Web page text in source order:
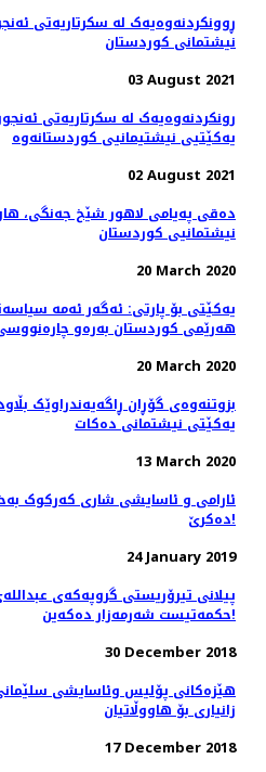
ڕوونکردنەوەیەک لە سکرتاریەتی
نیشتمانی کوردستان
03 August 2021
رونکردنەوەیەک لە سکرتاریەتی
یەکێتیی نیشتیمانیی کوردستانەوە
02 August 2021
دەقی په‌یامی لاهور شێخ جه‌نگی،
نیشتمانیی كوردستان
20 March 2020
یەکێتی بۆ پارتی: ئەگەر ئەمە
هه‌رێمی كوردستان به‌ره‌و چاره‌نووسی
20 March 2020
بزوتنەوەی گۆڕان ڕاگەیەندراوێک
یەکێتی نیشتمانی دەکات
13 March 2020
ئارامی و ئاسایشی ‌شاری که‌رکو‌ک
ده‌کرێ!
24 January 2019
پیلانی تیرۆریستی گروپەکەی
حکمەتیست شەرمەزار دەکەین!
30 December 2018
هێزەکانی پۆلیس وئاسایشی
زانیاری بۆ هاووڵاتیان
17 December 2018